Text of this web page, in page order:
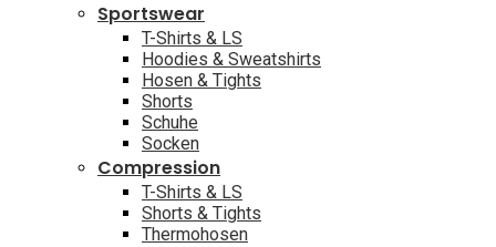
Sportswear
T-Shirts & LS
Hoodies & Sweatshirts
Hosen & Tights
Shorts
Schuhe
Socken
Compression
T-Shirts & LS
Shorts & Tights
Thermohosen